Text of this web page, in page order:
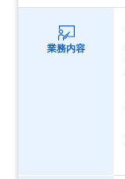
業務内容